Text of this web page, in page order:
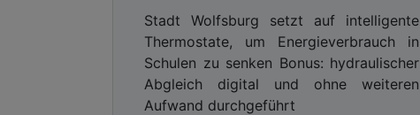
Stadt Wolfsburg setzt auf intelligente
Thermostate, um Energieverbrauch in
Schulen zu senken Bonus: hydraulischer
Abgleich digital und ohne weiteren
Aufwand durchgeführt